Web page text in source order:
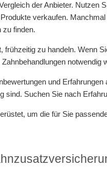
der Anbieter. Nutzen
verkaufen.
zu finden.
frühzeitig zu handeln. Wenn
notwendig
und
sind. Suchen Sie nach
um die für Sie